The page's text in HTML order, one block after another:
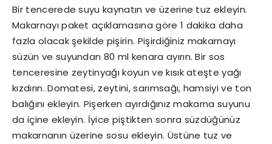
Bir tencerede suyu kaynatın ve üzerine tuz ekleyin.
Makarnayı paket açıklamasına göre 1 dakika daha
fazla olacak şekilde pişirin. Pişirdiğiniz makarnayı
süzün ve suyundan 80 ml kenara ayırın. Bir sos
tenceresine zeytinyağı koyun ve kısık ateşte yağı
kızdırın. Domatesi, zeytini, sarımsağı, hamsiyi ve ton
balığını ekleyin. Pişerken ayırdığınız makarna suyunu
da içine ekleyin. İyice piştikten sonra süzdüğünüz
makarnanın üzerine sosu ekleyin. Üstüne tuz ve